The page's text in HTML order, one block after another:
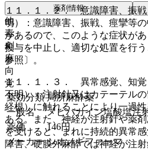
１１．１．２． 意識障害、振
明）：意識障害、振戦、痙攣等
があるので、このような症状が
投与を中止し、適切な処置を行
参照〕。
１１．１．３． 異常感覚、知
不明）：注射針又はカテーテル
経根）に触れることにより一過
ある。また、神経が注射針や薬
を受けると、まれに持続的異常
障害、硬膜外麻酔では神経が注
薬剤情報
他
毒
劇
麻
向
覚
薬効分類 局所麻酔薬
一般名
メピバカイン塩酸塩注
薬価
146円
メーカー シオノギファーマ